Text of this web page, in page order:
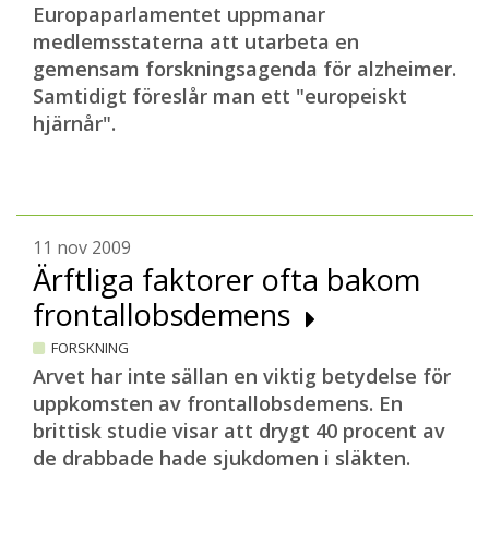
Europaparlamentet uppmanar
medlemsstaterna att utarbeta en
gemensam forskningsagenda för alzheimer.
Samtidigt föreslår man ett "europeiskt
hjärnår".
11 nov 2009
Ärftliga faktorer ofta bakom
frontallobsdemens
FORSKNING
Arvet har inte sällan en viktig betydelse för
uppkomsten av frontallobsdemens. En
brittisk studie visar att drygt 40 procent av
de drabbade hade sjukdomen i släkten.